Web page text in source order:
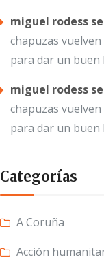
miguel rodess
chapuzas vuelven
para dar un buen
miguel rodess
chapuzas vuelven
para dar un buen
Categorías
A Coruña
Acción